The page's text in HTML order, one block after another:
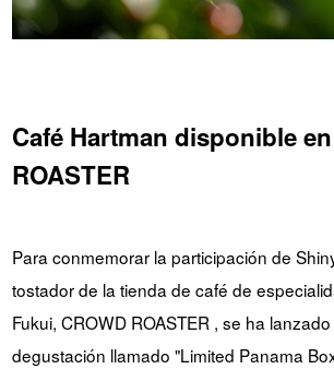
Café Hartman disponible
ROASTER
Para conmemorar la participación de
tostador de la tienda de café de
Fukui, CROWD ROASTER , se ha
degustación llamado "Limited Panama